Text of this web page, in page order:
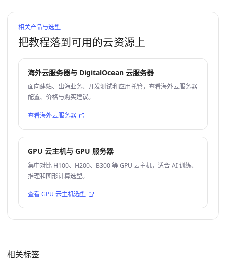
相关产品与选型
把教程落到可用的云资源上
海外云服务器与 DigitalOcean 云服务器
面向建站、出海业务、开发测试和应用托管，查看海外云服务器
配置、价格与购买建议。
查看海外云服务器
GPU 云主机与 GPU 服务器
集中对比 H100、H200、B300 等 GPU 云主机，适合 AI 训练、
推理和图形计算选型。
查看 GPU 云主机选型
相关标签